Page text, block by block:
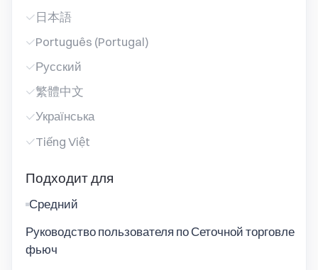
日本語
Português (Portugal)
Русский
繁體中文
Українська
Tiếng Việt
Подходит для
Средний
Руководство пользователя по Сеточной торговле
фьюч